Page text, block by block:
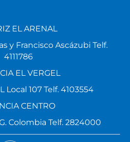
EL ARENAL
y Francisco Ascázubi Telf.
4111786
EL VERGEL
Local 107 Telf. 4103554
CENTRO
Colombia Telf. 2824000